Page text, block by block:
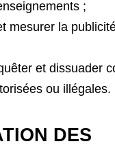
;
mesurer la
et dissuader
ou illégales.
DES